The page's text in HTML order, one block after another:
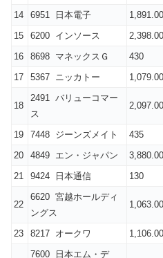
14 6951 日本電子 1,891.00
15
6200 インソース 2,398.00
16
8698 マネックスＧ 430
17
5367 ニッカトー 1,079.00
18
2491 バリューコマー
ス
2,097.00
19 7448 ジーンズメイト 435
20
4849 エン・ジャパン 3,880.00
21
9424 日本通信 130
22
6620 宮越ホールディ
ングス
1,063.00
23 8217 オークワ 1,106.00
7600 日本エム・デ